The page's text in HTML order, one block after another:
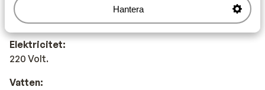
Hantera
Det är normalt att ge 10 % av totalbeloppet i dricks på
barer och restauranger i Grekland.
Elektricitet:
220 Volt.
Vatten: